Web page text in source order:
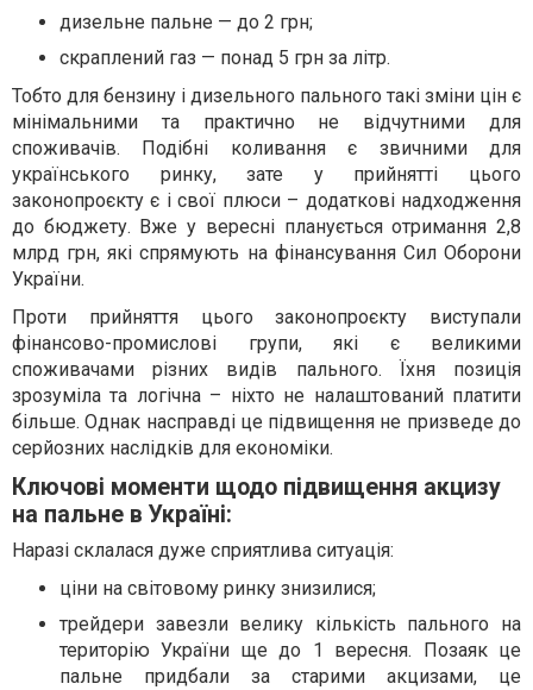
дизельне пальне — до 2 грн;
скраплений газ — понад 5 грн за літр.
Тобто для бензину і дизельного пального такі зміни цін є
мінімальними та практично не відчутними для
споживачів. Подібні коливання є звичними для
українського ринку, зате у прийнятті цього
законопроєкту є і свої плюси – додаткові надходження
до бюджету. Вже у вересні планується отримання 2,8
млрд грн, які спрямують на фінансування Сил Оборони
України.
Проти прийняття цього законопроєкту виступали
фінансово-промислові групи, які є великими
споживачами різних видів пального. Їхня позиція
зрозуміла та логічна – ніхто не налаштований платити
більше. Однак насправді це підвищення не призведе до
серйозних наслідків для економіки.
Ключові моменти щодо підвищення акцизу
на пальне в Україні:
Наразі склалася дуже сприятлива ситуація:
ціни на світовому ринку знизилися;
трейдери завезли велику кількість пального на
територію України ще до 1 вересня. Позаяк це
пальне придбали за старими акцизами, це